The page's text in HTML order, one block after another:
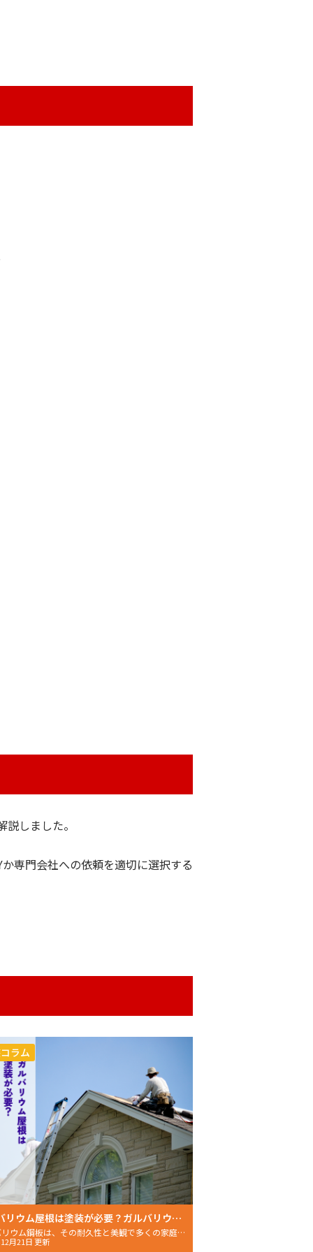
しました。
専門会社への依頼を適切に選択する
ガルバリウム屋根は塗装が必要？ガルバリウム屋根の特徴と塗装方法を解説！
ガルバリウム鋼板は、その耐久性と美観で多くの家庭で採用さ
月21日 更新
ラム